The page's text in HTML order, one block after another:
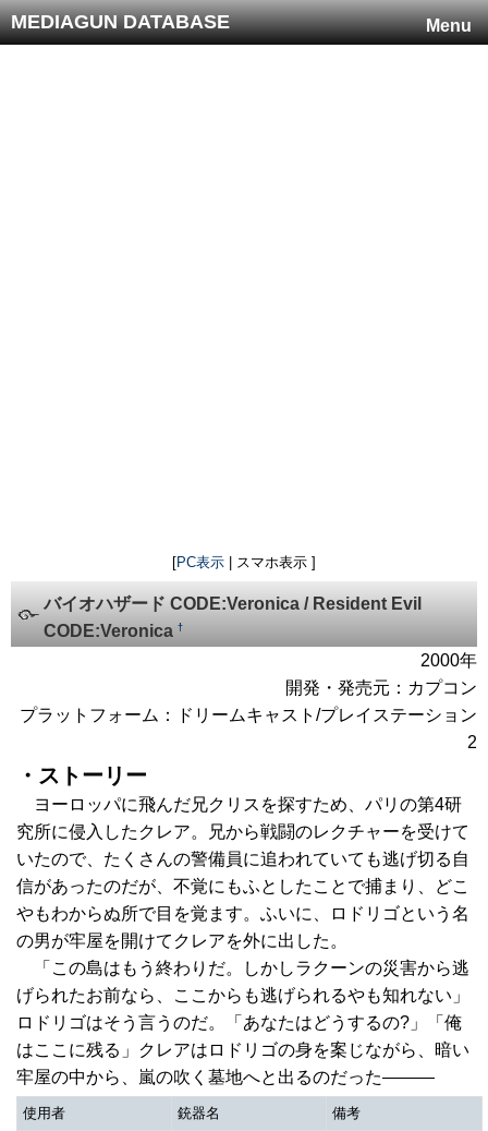
Menu
MEDIAGUN DATABASE
[PC表示 | スマホ表示 ]
バイオハザード CODE:Veronica / Resident Evil
CODE:Veronica †
2000年
開発・発売元：カプコン
プラットフォーム：ドリームキャスト/プレイステーション
2
・ストーリー
ヨーロッパに飛んだ兄クリスを探すため、パリの第4研
究所に侵入したクレア。兄から戦闘のレクチャーを受けて
いたので、たくさんの警備員に追われていても逃げ切る自
信があったのだが、不覚にもふとしたことで捕まり、どこ
やもわからぬ所で目を覚ます。ふいに、ロドリゴという名
の男が牢屋を開けてクレアを外に出した。
「この島はもう終わりだ。しかしラクーンの災害から逃
げられたお前なら、ここからも逃げられるやも知れない」
ロドリゴはそう言うのだ。「あなたはどうするの?」「俺
はここに残る」クレアはロドリゴの身を案じながら、暗い
牢屋の中から、嵐の吹く墓地へと出るのだった―――
使用者 銃器名 備考